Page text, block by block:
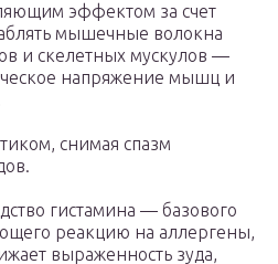
эффектом за счет
мышечные волокна
и скелетных мускулов —
напряжение мышц и
снимая спазм
гистамина — базового
реакцию на аллергены,
выраженность зуда,